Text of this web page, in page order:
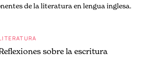
de la literatura en lengua inglesa.
sobre la escritura